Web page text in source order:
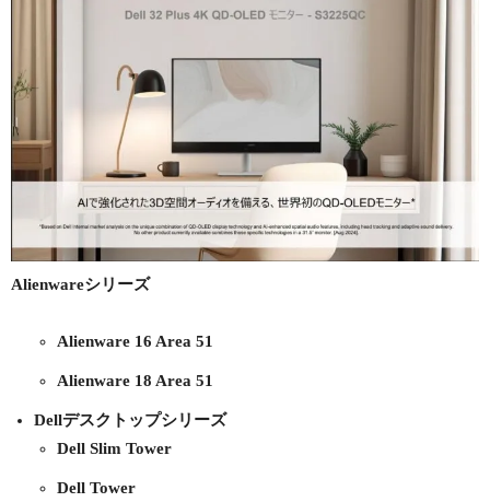
Alienwareシリーズ
Alienware 16 Area 51
Alienware 18 Area 51
Dellデスクトップシリーズ
Dell Slim Tower
Dell Tower